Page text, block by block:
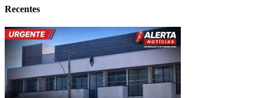
Recentes